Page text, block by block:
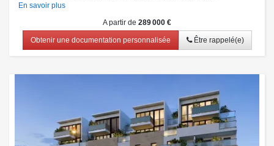
En savoir plus
A partir de 289 000 €
Obtenir une documentation personnalisée Être rappelé(e)